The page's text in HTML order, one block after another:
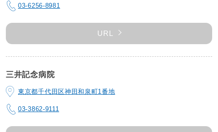
03-6256-8981
URL
三井記念病院
東京都千代田区神田和泉町1番地
03-3862-9111